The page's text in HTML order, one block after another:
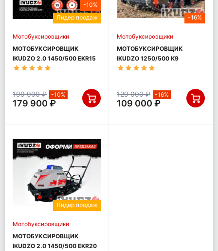
-10%
Лидер продаж
Мотобуксировщики
МОТОБУКСИРОВЩИК
IKUDZO 2.0 1450/500 EKR15
199 900 ₽ -10%
179 900 ₽
-16%
Мотобуксировщики
МОТОБУКСИРОВЩИК
IKUDZO 1250/500 K9
129 000 ₽ -16%
109 000 ₽
Лидер продаж
Мотобуксировщики
МОТОБУКСИРОВЩИК
IKUDZO 2.0 1450/500 EKR20